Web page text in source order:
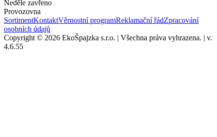
Neděle zavřeno
Provozovna
SortimentKontaktVěrnostní programReklamační řádZpracování
osobních údajů
Copyright © 2026 EkoŠpajzka s.r.o. | Všechna práva vyhrazena. | v.
4.6.55